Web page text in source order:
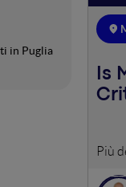
in Puglia
Is